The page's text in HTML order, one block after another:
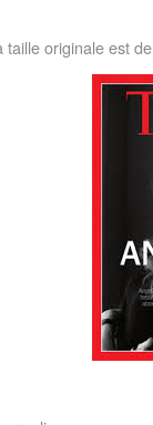
taille originale est